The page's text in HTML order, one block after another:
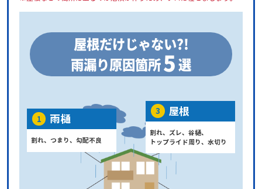
屋根だけじゃない?!
雨漏り原因箇所5選
1 雨樋
割れ、つまり、勾配不良
3 屋根
割れ、ズレ、谷樋、
トップライド周り、水切り